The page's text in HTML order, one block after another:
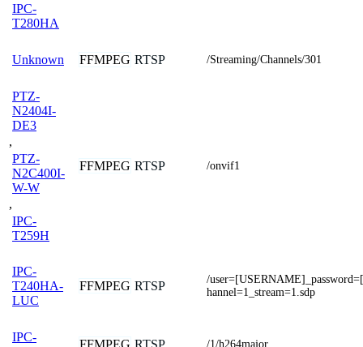
IPC-
T280HA
Unknown FFMPEG RTSP /Streaming/Channels/301
PTZ-
N2404I-
DE3
,
PTZ-
N2C400I-
W-W
,
IPC-
T259H
FFMPEG RTSP /onvif1
IPC-
T240HA-
LUC
FFMPEG RTSP
/
hannel=1_stream=1.sdp
IPC-
FFMPEG RTSP /1/h264major